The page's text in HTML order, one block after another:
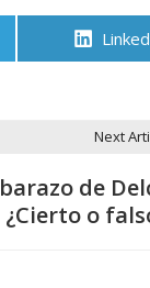
Next
de
o